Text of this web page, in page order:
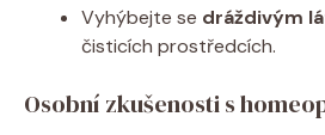
Vyhýbejte se dráždivým‍
čisticích prostředcích.
Osobní zkušenosti ⁤s